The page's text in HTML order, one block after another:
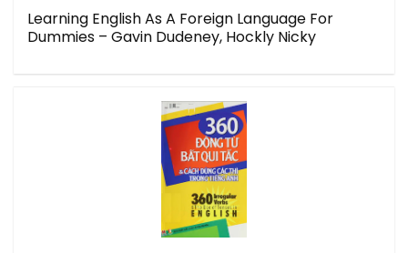
Learning English As A Foreign Language For
Dummies – Gavin Dudeney, Hockly Nicky